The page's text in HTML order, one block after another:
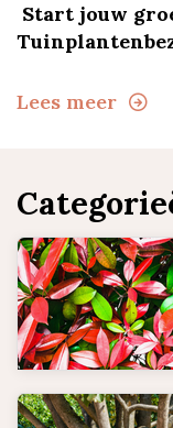
Start jouw
Lees meer